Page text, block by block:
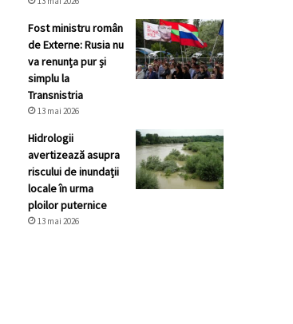
Fost ministru român
de Externe: Rusia nu
va renunța pur și
simplu la
Transnistria
13 mai 2026
Hidrologii
avertizează asupra
riscului de inundații
locale în urma
ploilor puternice
13 mai 2026